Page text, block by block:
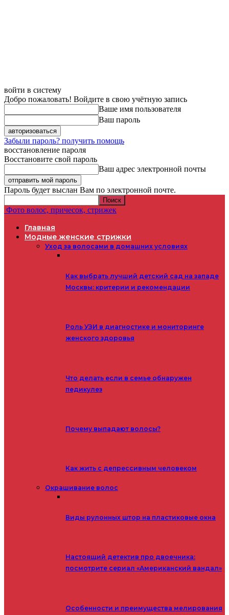
войти в систему
Добро пожаловать! Войдите в свою учётную запись
Ваше имя пользователя
Ваш пароль
Забыли пароль? получить помощь
восстановление пароля
Восстановите свой пароль
Ваш адрес электронной почты
Пароль будет выслан Вам по электронной почте.
Фото волос, причесок, стрижек
Главная
Модные женские стрижки
Уход за волосами в домашних условиях
Как выбрать лучший детский сад на западе
Москвы: критерии и рекомендации
Роль УЗИ в диагностике и мониторинге
женского здоровья
Что делать если в семье обнаружен
педикулез
Почему выпадают волосы?
Как жить с депрессивным человеком
Окрашивание волос
Виды рулонных штор на пластиковые окна
Настоящий детектив про двоечника:
посмотрите сериал «Американский вандал»
Особенности и преимущества мелирования